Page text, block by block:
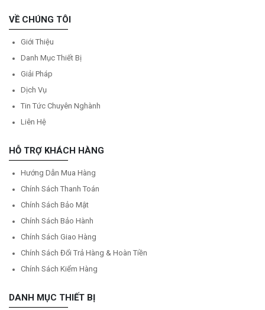
VỀ CHÚNG TÔI
Giới Thiệu
Danh Mục Thiết Bị
Giải Pháp
Dịch Vụ
Tin Tức Chuyên Nghành
Liên Hệ
HỖ TRỢ KHÁCH HÀNG
Hướng Dẫn Mua Hàng
Chính Sách Thanh Toán
Chính Sách Bảo Mật
Chính Sách Bảo Hành
Chính Sách Giao Hàng
Chính Sách Đổi Trả Hàng & Hoàn Tiền
Chính Sách Kiểm Hàng
DANH MỤC THIẾT BỊ